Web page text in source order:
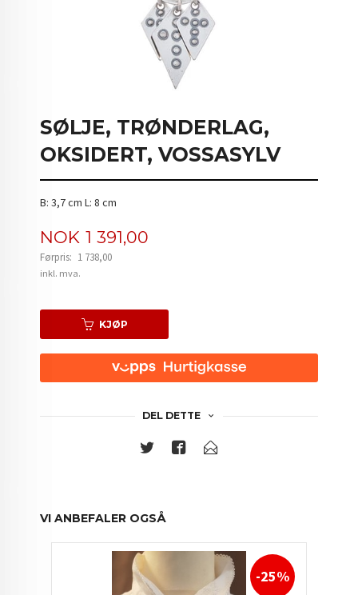
SØLJE, TRØNDERLAG,
OKSIDERT, VOSSASYLV
B: 3,7 cm L: 8 cm
Tilbud
NOK 1 391,00
Førpris: 1 738,00
Rabatt
inkl. mva.
KJØP
DEL DETTE
VI ANBEFALER OGSÅ
-25%